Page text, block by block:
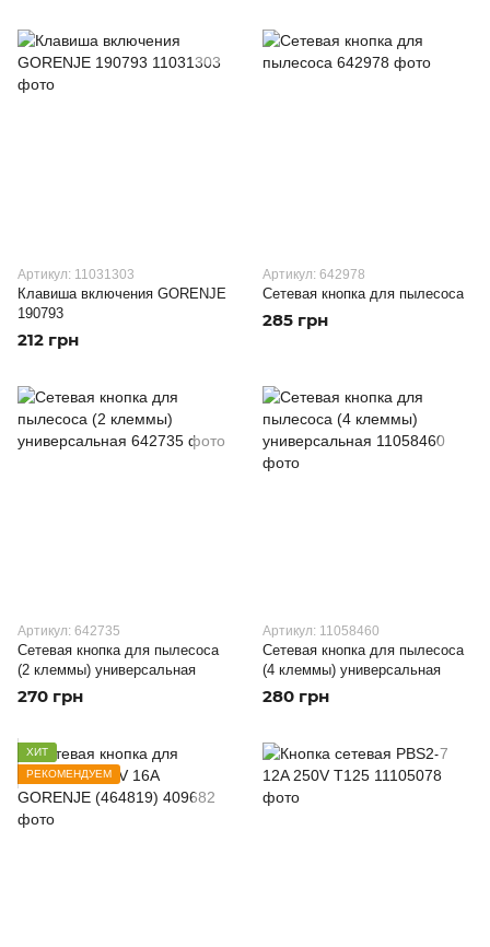
Артикул: 11031303
Клавиша включения GORENJE
190793
212 грн
Артикул: 642978
Сетевая кнопка для пылесоса
285 грн
Артикул: 642735
Сетевая кнопка для пылесоса
(2 клеммы) универсальная
270 грн
Артикул: 11058460
Сетевая кнопка для пылесоса
(4 клеммы) универсальная
280 грн
ХИТ
РЕКОМЕНДУЕМ